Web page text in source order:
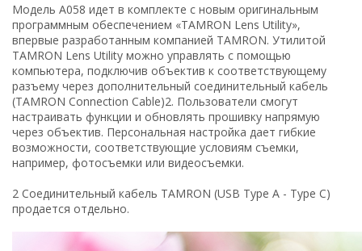
Модель A058 идет в комплекте с новым оригинальным
программным обеспечением «TAMRON Lens Utility»,
впервые разработанным компанией TAMRON. Утилитой
TAMRON Lens Utility можно управлять с помощью
компьютера, подключив объектив к соответствующему
разъему через дополнительный соединительный кабель
(TAMRON Connection Cable)2. Пользователи смогут
настраивать функции и обновлять прошивку напрямую
через объектив. Персональная настройка дает гибкие
возможности, соответствующие условиям съемки,
например, фотосъемки или видеосъемки.
2 Соединительный кабель TAMRON (USB Type A - Type C)
продается отдельно.